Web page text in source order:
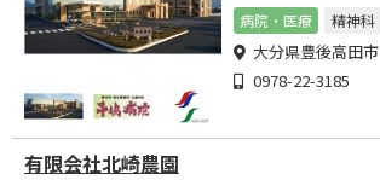
病院・医療 精神科
大分県豊後高田市
0978-22-3185
有限会社北崎農園